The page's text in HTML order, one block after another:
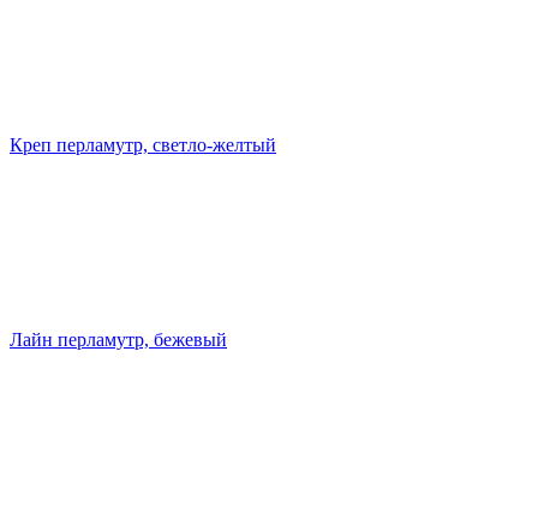
Креп перламутр, светло-желтый
Лайн перламутр, бежевый